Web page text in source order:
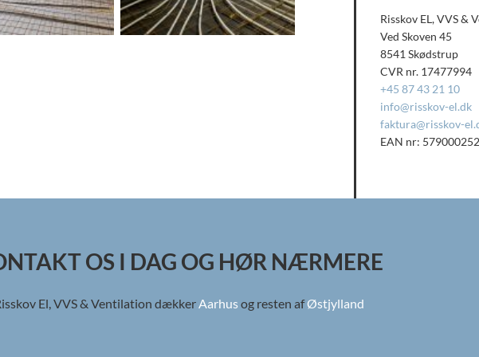
Risskov EL, VVS &
Ved Skoven 45
8541 Skødstrup
CVR nr. 17477994
+45 87 43 21 10
info@risskov-el.dk
faktura@risskov-
EAN nr:
OS I DAG OG HØR NÆRMERE
El, VVS & Ventilation dækkerAarhusog resten afØstjylland